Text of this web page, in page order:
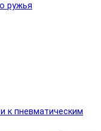
ружья
к пневматическим